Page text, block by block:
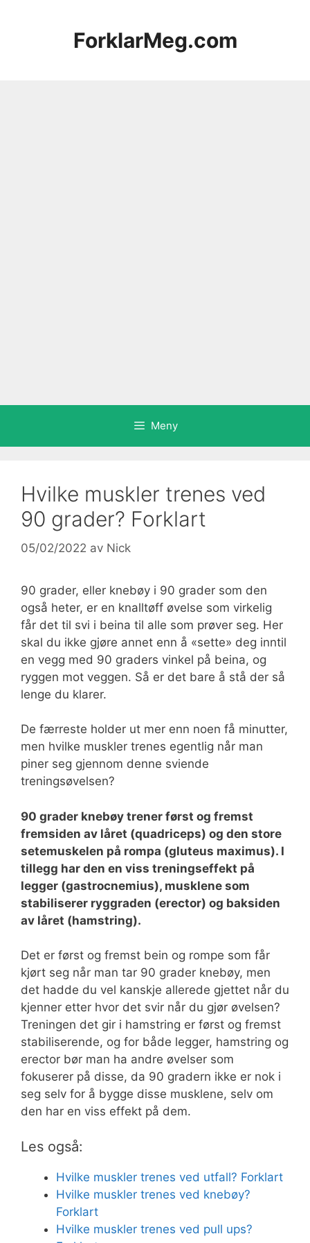
ForklarMeg.com
Meny
Hvilke muskler trenes ved
90 grader? Forklart
05/02/2022 av Nick
90 grader, eller knebøy i 90 grader som den
også heter, er en knalltøff øvelse som virkelig
får det til svi i beina til alle som prøver seg. Her
skal du ikke gjøre annet enn å «sette» deg inntil
en vegg med 90 graders vinkel på beina, og
ryggen mot veggen. Så er det bare å stå der så
lenge du klarer.
De færreste holder ut mer enn noen få minutter,
men hvilke muskler trenes egentlig når man
piner seg gjennom denne sviende
treningsøvelsen?
90 grader knebøy trener først og fremst
fremsiden av låret (quadriceps) og den store
setemuskelen på rompa (gluteus maximus). I
tillegg har den en viss treningseffekt på
legger (gastrocnemius), musklene som
stabiliserer ryggraden (erector) og baksiden
av låret (hamstring).
Det er først og fremst bein og rompe som får
kjørt seg når man tar 90 grader knebøy, men
det hadde du vel kanskje allerede gjettet når du
kjenner etter hvor det svir når du gjør øvelsen?
Treningen det gir i hamstring er først og fremst
stabiliserende, og for både legger, hamstring og
erector bør man ha andre øvelser som
fokuserer på disse, da 90 gradern ikke er nok i
seg selv for å bygge disse musklene, selv om
den har en viss effekt på dem.
Les også:
Hvilke muskler trenes ved utfall? Forklart
Hvilke muskler trenes ved knebøy?
Forklart
Hvilke muskler trenes ved pull ups?